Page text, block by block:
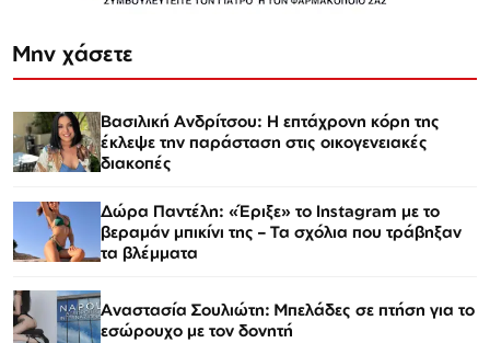
Μην χάσετε
Βασιλική Ανδρίτσου: Η επτάχρονη κόρη της
έκλεψε την παράσταση στις οικογενειακές
διακοπές
Δώρα Παντέλη: «Έριξε» το Instagram με το
βεραμάν μπικίνι της – Τα σχόλια που τράβηξαν
τα βλέμματα
Αναστασία Σουλιώτη: Μπελάδες σε πτήση για το
εσώρουχο με τον δονητή